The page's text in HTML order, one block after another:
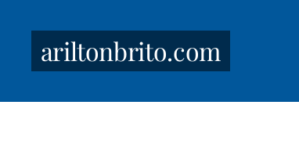
ariltonbrito.com